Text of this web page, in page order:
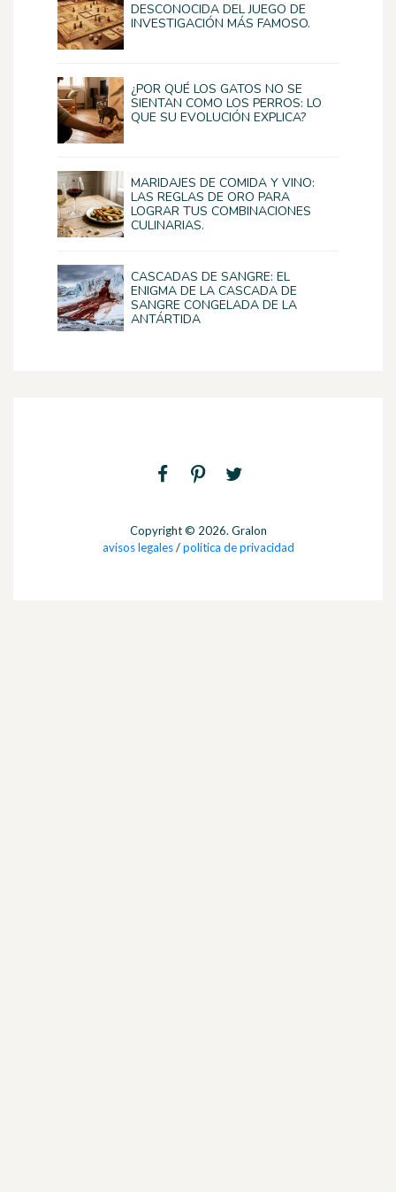
DESCONOCIDA DEL JUEGO DE
INVESTIGACIÓN MÁS FAMOSO.
¿POR QUÉ LOS GATOS NO SE
SIENTAN COMO LOS PERROS: LO
QUE SU EVOLUCIÓN EXPLICA?
MARIDAJES DE COMIDA Y VINO:
LAS REGLAS DE ORO PARA
LOGRAR TUS COMBINACIONES
CULINARIAS.
CASCADAS DE SANGRE: EL
ENIGMA DE LA CASCADA DE
SANGRE CONGELADA DE LA
ANTÁRTIDA
Copyright © 2026. Gralon
avisos legales/politica de privacidad